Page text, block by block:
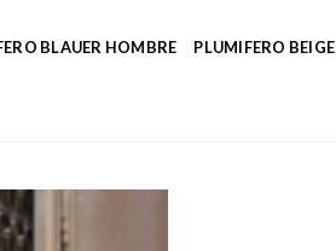
BLAUER HOMBRE PLUMIFERO BEIGE